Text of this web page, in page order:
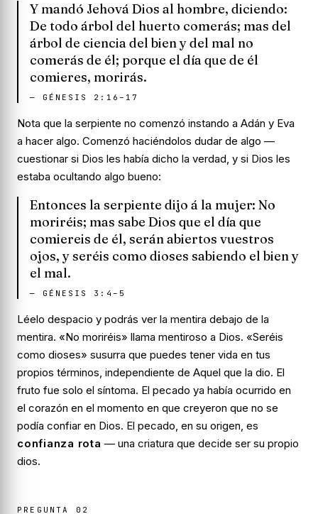
Y mandó Jehová Dios al hombre, diciendo:
De todo árbol del huerto comerás; mas del
árbol de ciencia del bien y del mal no
comerás de él; porque el día que de él
comieres, morirás.
— GÉNESIS 2:16–17
Nota que la serpiente no comenzó instando a Adán y Eva
a hacer algo. Comenzó haciéndolos dudar de algo —
cuestionar si Dios les había dicho la verdad, y si Dios les
estaba ocultando algo bueno:
Entonces la serpiente dijo á la mujer: No
moriréis; mas sabe Dios que el día que
comiereis de él, serán abiertos vuestros
ojos, y seréis como dioses sabiendo el bien y
el mal.
— GÉNESIS 3:4–5
Léelo despacio y podrás ver la mentira debajo de la
mentira. «No moriréis» llama mentiroso a Dios. «Seréis
como dioses» susurra que puedes tener vida en tus
propios términos, independiente de Aquel que la dio. El
fruto fue solo el síntoma. El pecado ya había ocurrido en
el corazón en el momento en que creyeron que no se
podía confiar en Dios. El pecado, en su origen, es
confianza rota — una criatura que decide ser su propio
dios.
PREGUNTA 02